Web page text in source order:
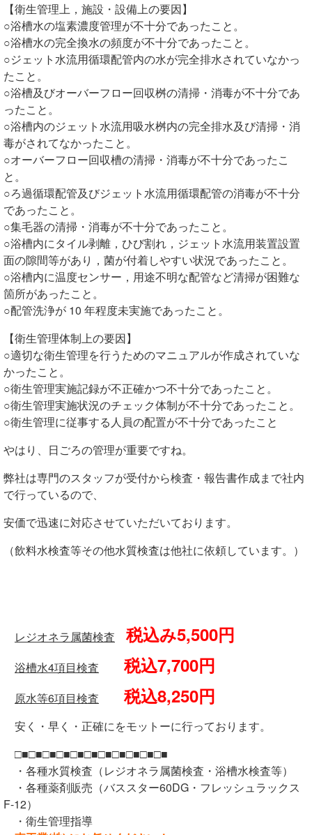
【衛生管理上，施設・設備上の要因】
○浴槽水の塩素濃度管理が不十分であったこと。
○浴槽水の完全換水の頻度が不十分であったこと。
○ジェット水流用循環配管内の水が完全排水されていなかっ
たこと。
○浴槽及びオーバーフロー回収桝の清掃・消毒が不十分であ
ったこと。
○浴槽内のジェット水流用吸水桝内の完全排水及び清掃・消
毒がされてなかったこと。
○オーバーフロー回収槽の清掃・消毒が不十分であったこ
と。
○ろ過循環配管及びジェット水流用循環配管の消毒が不十分
であったこと。
○集毛器の清掃・消毒が不十分であったこと。
○浴槽内にタイル剥離，ひび割れ，ジェット水流用装置設置
面の隙間等があり，菌が付着しやすい状況であったこと。
○浴槽内に温度センサー，用途不明な配管など清掃が困難な
箇所があったこと。
○配管洗浄が 10 年程度未実施であったこと。
【衛生管理体制上の要因】
○適切な衛生管理を行うためのマニュアルが作成されていな
かったこと。
○衛生管理実施記録が不正確かつ不十分であったこと。
○衛生管理実施状況のチェック体制が不十分であったこと。
○衛生管理に従事する人員の配置が不十分であったこと
やはり、日ごろの管理が重要ですね。
弊社は専門のスタッフが受付から検査・報告書作成まで社内
で行っているので、
安価で迅速に対応させていただいております。
（飲料水検査等その他水質検査は他社に依頼しています。）
レジオネラ属菌検査 税込み5,500円
浴槽水4項目検査 税込7,700円
原水等6項目検査 税込8,250円
安く・早く・正確にをモットーに行っております。
□■□■□■□■□■□■□■□■□■□■□■
・各種水質検査（レジオネラ属菌検査・浴槽水検査等）
・各種薬剤販売（バススター60DG・フレッシュラックス
F-12）
・衛生管理指導